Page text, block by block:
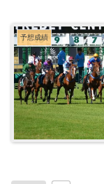
予想成績